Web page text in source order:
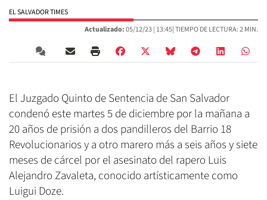
EL SALVADOR TIMES
Actualizado:05/12/23 | 13:45| TIEMPO DE LECTURA: 2 MIN.
El Juzgado Quinto de Sentencia de San Salvador
condenó este martes 5 de diciembre por la mañana a
20 años de prisión a dos pandilleros del Barrio 18
Revolucionarios y a otro marero más a seis años y siete
meses de cárcel por el asesinato del rapero Luis
Alejandro Zavaleta, conocido artísticamente como
Luigui Doze.